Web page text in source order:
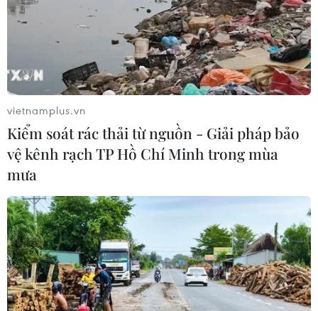
Tổng thống Mỹ tuyên bố tình trạng thảm
họa sau siêu bão Matthew
11/10/2016 03:51
Tổng thống Mỹ Barack Obama đã ban bố tình trạng
vietnamplus.vn
Kiểm soát rác thải từ nguồn - Giải pháp bảo
vệ kênh rạch TP Hồ Chí Minh trong mùa
mưa